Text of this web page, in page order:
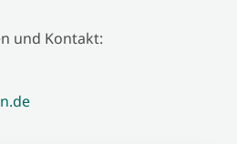
und Kontakt: